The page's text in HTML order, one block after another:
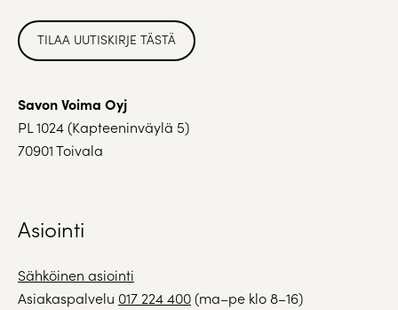
TILAA UUTISKIRJE TÄSTÄ
Savon Voima Oyj
PL 1024 (Kapteeninväylä 5)
70901 Toivala
Asiointi
Sähköinen asiointi
Asiakaspalvelu 017 224 400(ma–pe klo 8–16)